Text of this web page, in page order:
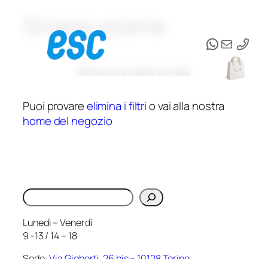
contenuto
Email
Singolo esame
Puoi provareelimina i filtrio vai alla nostra
home del negozio
Cerca
Lunedì – Venerdì
9 -13 / 14 – 18